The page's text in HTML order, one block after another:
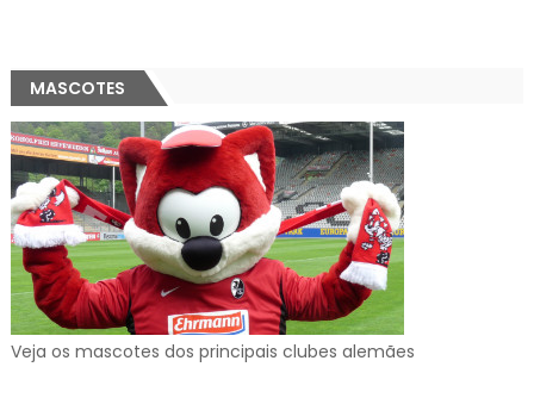
MASCOTES
Veja os mascotes dos principais clubes alemães